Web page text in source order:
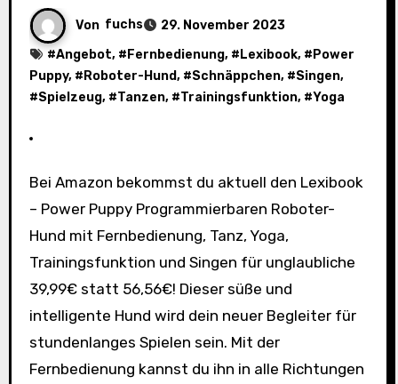
Von fuchs
29. November 2023
#Angebot, # Fernbedienung, # Lexibook, # Power
Puppy, # Roboter-Hund, #Schnäppchen, #Singen,
#Spielzeug, #Tanzen, #Trainingsfunktion, #Yoga
Bei Amazon bekommst du aktuell den Lexibook
– Power Puppy Programmierbaren Roboter-
Hund mit Fernbedienung, Tanz, Yoga,
Trainingsfunktion und Singen für unglaubliche
39,99€ statt 56,56€! Dieser süße und
intelligente Hund wird dein neuer Begleiter für
stundenlanges Spielen sein. Mit der
Fernbedienung kannst du ihn in alle Richtungen